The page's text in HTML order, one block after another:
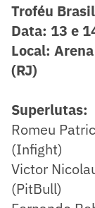
Troféu
Data: 13 e
Local:
(RJ)
Superlutas:
Romeu
(Infight)
Victor
(PitBull)